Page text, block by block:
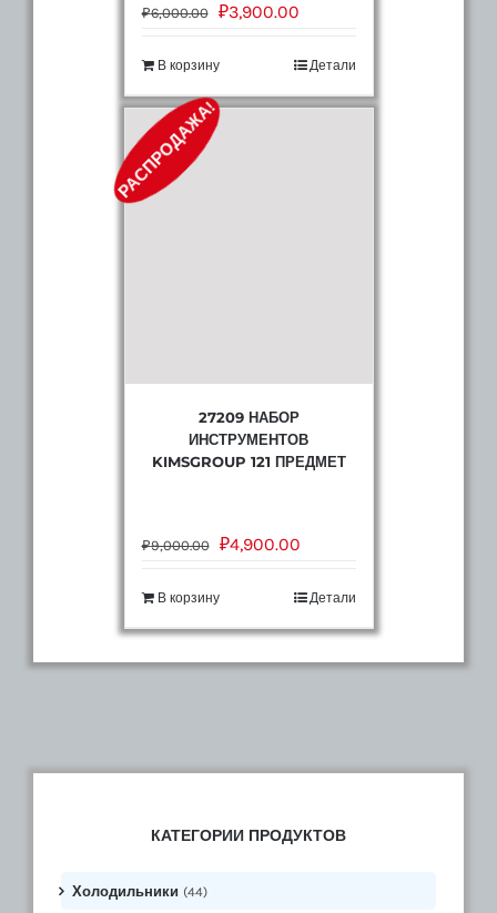
₽6,000.00 ₽3,900.00
В корзину Детали
РАСПРОДАЖА!
27209 НАБОР
ИНСТРУМЕНТОВ
KIMSGROUP 121 ПРЕДМЕТ
₽9,000.00 ₽4,900.00
В корзину Детали
КАТЕГОРИИ ПРОДУКТОВ
Холодильники (44)